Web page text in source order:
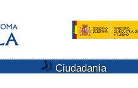
Ciudadanía